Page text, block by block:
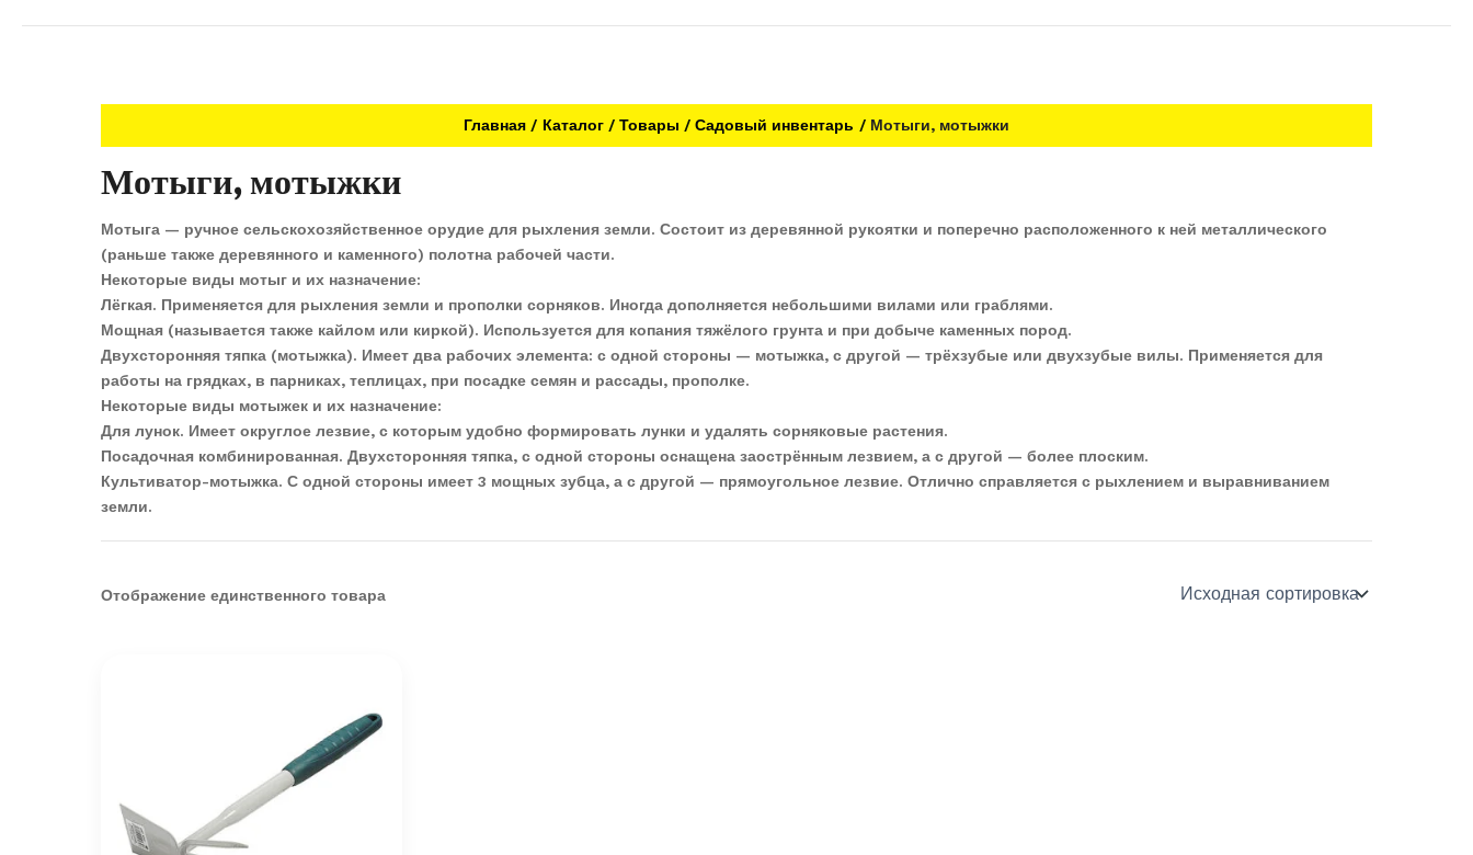
Главная Каталог Товары Садовый инвентарь Мотыги, мотыжки
Мотыги, мотыжки
Мотыга — ручное сельскохозяйственное орудие для рыхления земли. Состоит из деревянной рукоятки и поперечно расположенного к ней металлического
(раньше также деревянного и каменного) полотна рабочей части.
Некоторые виды мотыг и их назначение:
Лёгкая. Применяется для рыхления земли и прополки сорняков. Иногда дополняется небольшими вилами или граблями.
Мощная (называется также кайлом или киркой). Используется для копания тяжёлого грунта и при добыче каменных пород.
Двухсторонняя тяпка (мотыжка). Имеет два рабочих элемента: с одной стороны — мотыжка, с другой — трёхзубые или двухзубые вилы. Применяется для
работы на грядках, в парниках, теплицах, при посадке семян и рассады, прополке.
Некоторые виды мотыжек и их назначение:
Для лунок. Имеет округлое лезвие, с которым удобно формировать лунки и удалять сорняковые растения.
Посадочная комбинированная. Двухсторонняя тяпка, с одной стороны оснащена заострённым лезвием, а с другой — более плоским.
Культиватор-мотыжка. С одной стороны имеет 3 мощных зубца, а с другой — прямоугольное лезвие. Отлично справляется с рыхлением и выравниванием
земли.
Отображение единственного товара